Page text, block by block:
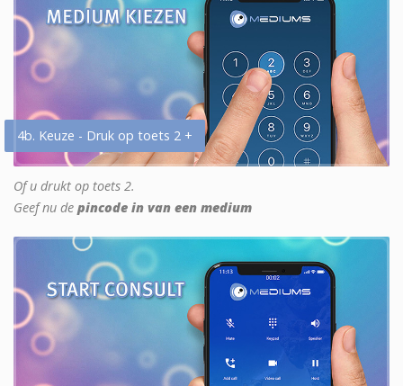
4b. Keuze - Druk op toets 2 +
Of u drukt op toets 2.
Geef nu de pincode in van een medium